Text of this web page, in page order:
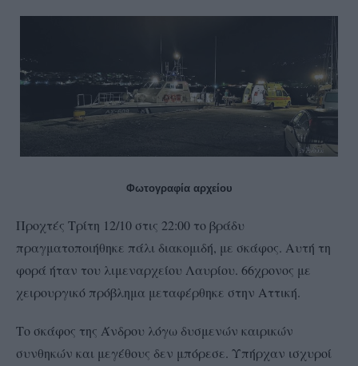
Φωτογραφία αρχείου
Προχτές Τρίτη 12/10 στις 22:00 το βράδυ
πραγματοποιήθηκε πάλι διακομιδή, με σκάφος. Αυτή τη
φορά ήταν του λιμεναρχείου Λαυρίου. 66χρονος με
χειρουργικό πρόβλημα μεταφέρθηκε στην Αττική.
Το σκάφος της Άνδρου λόγω δυσμενών καιρικών
συνθηκών και μεγέθους δεν μπόρεσε. Υπήρχαν ισχυροί